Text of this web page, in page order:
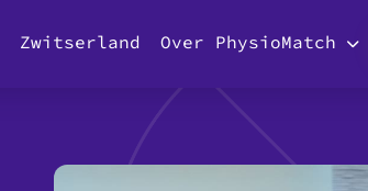
Zwitserland Over PhysioMatch